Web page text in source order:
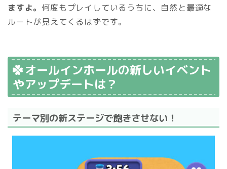
ますよ。 何度もプレイしているうちに、自然と最適な
ルートが見えてくるはずです。
オールインホールの新しいイベント
やアップデートは？
テーマ別の新ステージで飽きさせない！